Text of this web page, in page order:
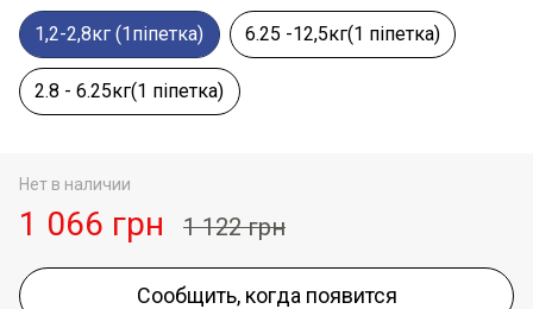
1,2-2,8кг (1піпетка) 6.25 -12,5кг(1 піпетка)
2.8 - 6.25кг(1 піпетка)
Нет в наличии
1 066 грн 1 122 грн
Сообщить, когда появится